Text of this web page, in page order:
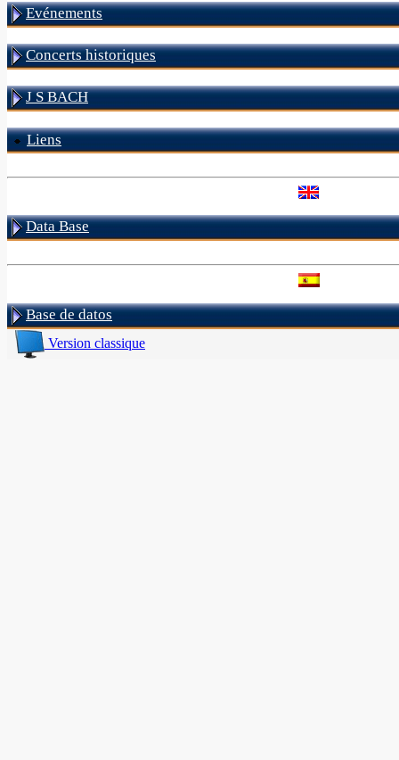
Evénements
Concerts historiques
J S BACH
Liens
Data Base
Base de datos
Version classique